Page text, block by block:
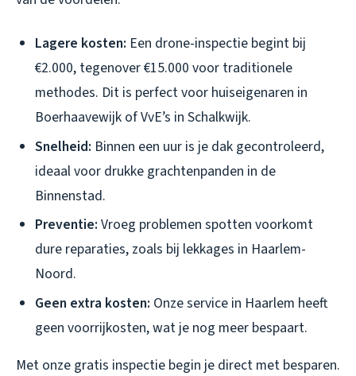
Lagere kosten: Een drone-inspectie begint bij
€2.000, tegenover €15.000 voor traditionele
methodes. Dit is perfect voor huiseigenaren in
Boerhaavewijk of VvE’s in Schalkwijk.
Snelheid: Binnen een uur is je dak gecontroleerd,
ideaal voor drukke grachtenpanden in de
Binnenstad.
Preventie: Vroeg problemen spotten voorkomt
dure reparaties, zoals bij lekkages in Haarlem-
Noord.
Geen extra kosten: Onze service in Haarlem heeft
geen voorrijkosten, wat je nog meer bespaart.
Met onze gratis inspectie begin je direct met besparen.